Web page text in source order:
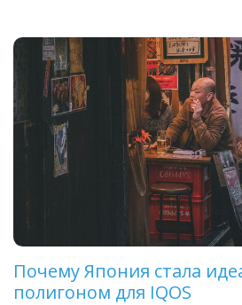
Почему Япония стала
полигоном для IQOS